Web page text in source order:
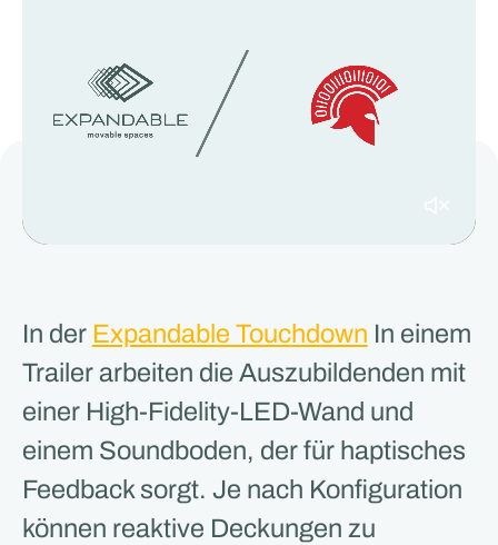
In der Expandable Touchdown In einem
Trailer arbeiten die Auszubildenden mit
einer High-Fidelity-LED-Wand und
einem Soundboden, der für haptisches
Feedback sorgt. Je nach Konfiguration
können reaktive Deckungen zu